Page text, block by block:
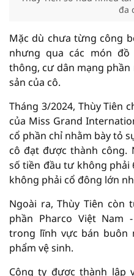
đa
Mặc dù chưa từng công
nhưng qua các món
thông, cư dân mạng
sản của cô.
Tháng 3/2024, Thùy Tiên
của Miss Grand
cổ phần chỉ nhằm bày tỏ
cô đạt được thành công.
số tiền đầu tư không phải
không phải cổ đông lớn
Ngoài ra, Thùy Tiên còn
phần Pharco Việt Nam
trong lĩnh vực bán buôn
phẩm vệ sinh.
Công ty được thành lập